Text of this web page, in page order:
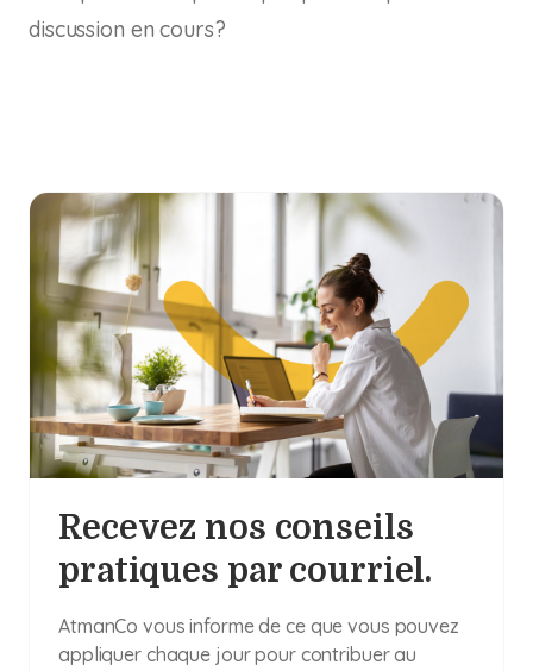
discussion en cours?
Recevez nos conseils
pratiques par courriel.
AtmanCo vous informe de ce que vous pouvez
appliquer chaque jour pour contribuer au